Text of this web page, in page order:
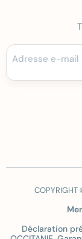
Adresse e-mail
Déclaration